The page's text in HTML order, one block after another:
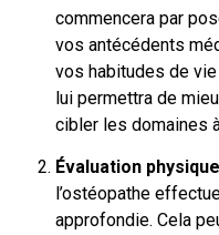
commencera par
vos antécédents
vos habitudes de
lui permettra de
cibler les domaines
Évaluation
l’ostéopathe
approfondie. Cela